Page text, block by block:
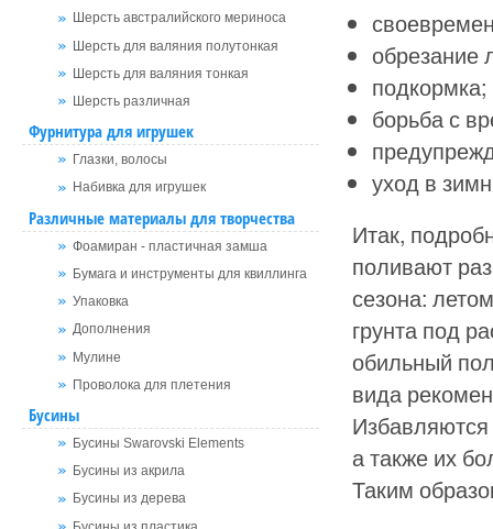
Шерсть австралийского мериноса
Шерсть для валяния полутонкая
Шерсть для валяния тонкая
Шерсть различная
Фурнитура для игрушек
Глазки, волосы
Набивка для игрушек
Различные материалы для творчества
Фоамиран - пластичная замша
Бумага и инструменты для квиллинга
Упаковка
Дополнения
Мулине
Проволока для плетения
Бусины
Бусины Swarovski Elements
Бусины из акрила
Бусины из дерева
обрезание
подкормка;
борьба с
уход в
Итак,
поливают
сезона:
грунта под
обильный
вида
а также их
Таким